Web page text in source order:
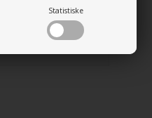
Statistiske
AT i vit porselen